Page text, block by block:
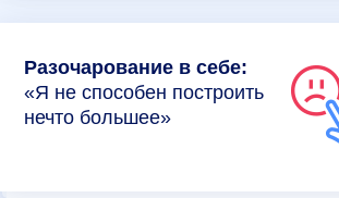
Разочарование в себе:
«Я не способен построить
нечто большее»